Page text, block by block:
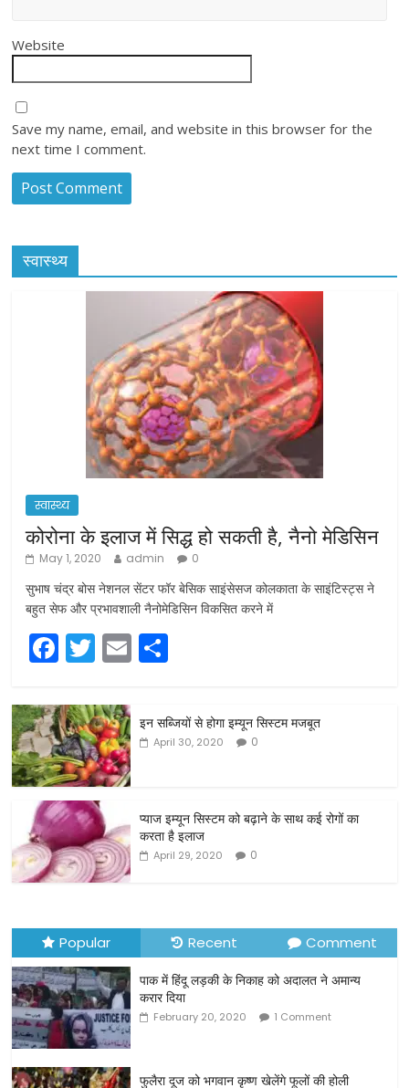
Website
Save my name, email, and website in this browser for the
next time I comment.
स्वास्थ्य
स्वास्थ्य
कोरोना के इलाज में सिद्ध हो सकती है, नैनो मेडिसिन
May 1, 2020 admin 0
सुभाष चंद्र बोस नेशनल सेंटर फॉर बेसिक साइंसेसज कोलकाता के साइंटिस्ट्स ने
बहुत सेफ और प्रभावशाली नैनोमेडिसिन विकसित करने में
F
a
c
e
b
o
o
k
T
w
itt
er
E
m
ar
e
इन सब्जियों से होगा इम्यून सिस्टम मजबूत
April 30, 2020 0
प्याज इम्यून सिस्टम को बढ़ाने के साथ कई रोगों का
करता है इलाज
April 29, 2020 0
Popular Recent Comment
पाक में हिंदू लड़की के निकाह को अदालत ने अमान्य
करार दिया
February 20, 2020 1 Comment
फुलैरा दूज को भगवान कृष्ण खेलेंगे फूलों की होली